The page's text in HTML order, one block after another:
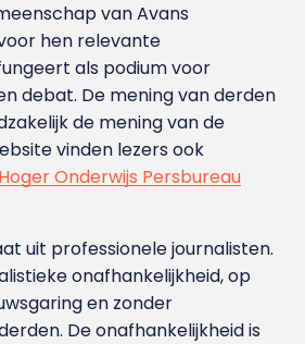
van Avans
hen relevante
als podium voor
debat. De mening van derden
de mening van de
vinden lezers ook
Hoger Onderwijs Persbureau
uit professionele journalisten.
onafhankelijkheid, op
en zonder
De onafhankelijkheid is